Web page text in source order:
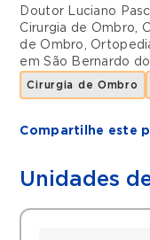
Doutor Luciano
Cirurgia de Ombro,
de Ombro,
emSão Bernardo
Cirurgia de Ombro
Compartilhe este
Unidades